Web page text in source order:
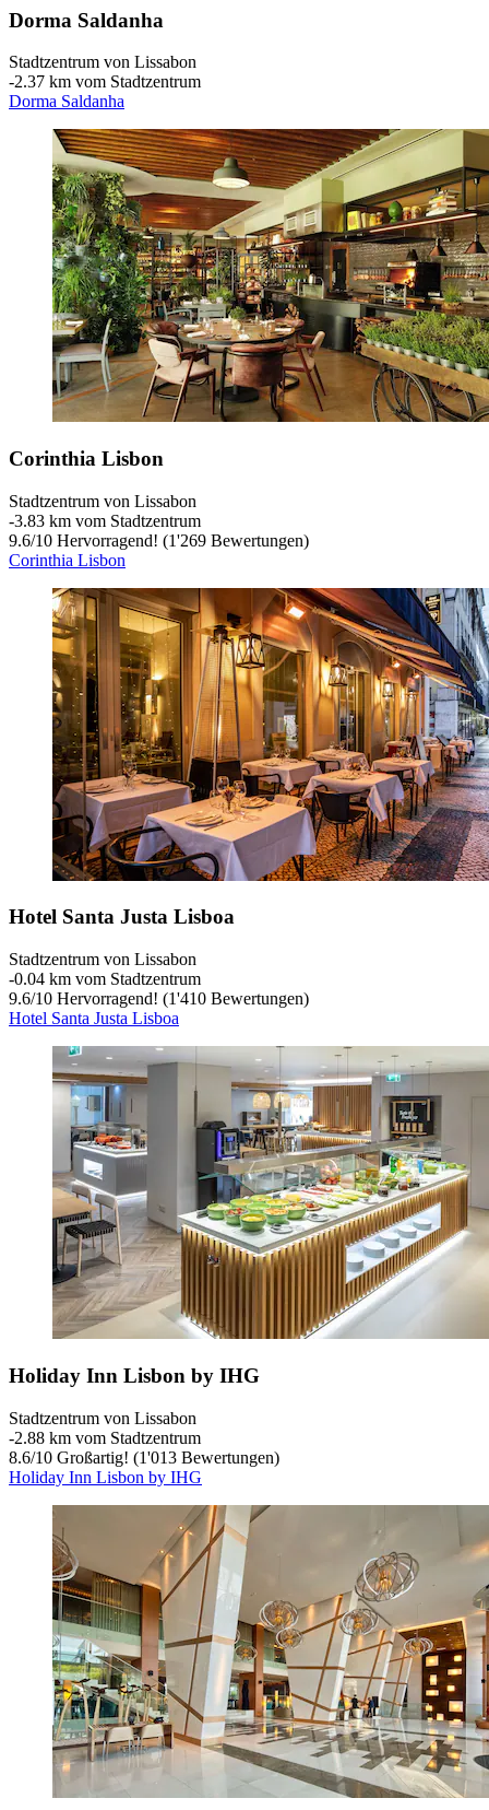
Dorma Saldanha
Stadtzentrum von Lissabon
‐2.37 km vom Stadtzentrum
Dorma Saldanha
Corinthia Lisbon
Stadtzentrum von Lissabon
‐3.83 km vom Stadtzentrum
9.6/10 Hervorragend! (1'269 Bewertungen)
Corinthia Lisbon
Hotel Santa Justa Lisboa
Stadtzentrum von Lissabon
‐0.04 km vom Stadtzentrum
9.6/10 Hervorragend! (1'410 Bewertungen)
Hotel Santa Justa Lisboa
Holiday Inn Lisbon by IHG
Stadtzentrum von Lissabon
‐2.88 km vom Stadtzentrum
8.6/10 Großartig! (1'013 Bewertungen)
Holiday Inn Lisbon by IHG